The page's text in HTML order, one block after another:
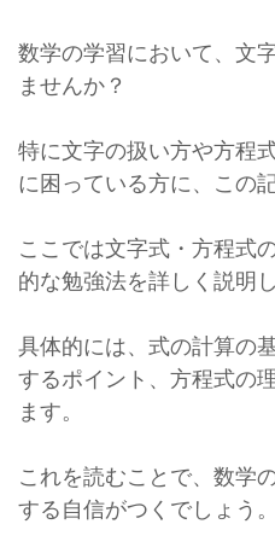
数学の学習において、文
ませんか？
特に文字の扱い方や方程
に困っている方に、この
ここでは文字式・方程式
的な勉強法を詳しく説明し
具体的には、式の計算の
するポイント、方程式の
ます。
これを読むことで、数学
する自信がつくでしょう。